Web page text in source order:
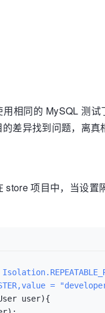
相同的 MySQL 测
差异找到问题，离真
store 项目中，当设
=
user){